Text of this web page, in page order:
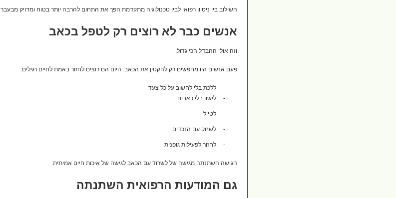
השילוב בין ניסיון רפואי לבין טכנולוגיה מתקדמת הפך את התחום להרבה יותר בטוח ומדויק מבעבר.
אנשים כבר לא רוצים רק לטפל בכאב
וזה אולי ההבדל הכי גדול.
פעם אנשים היו מחפשים רק להקטין את הכאב. היום הם רוצים לחזור באמת לחיים רגילים:
-
ללכת בלי לחשוב על כל צעד
-
לישון בלי כאבים
- לטייל
- לשחק עם הנכדים
- לחזור לפעילות גופנית
הגישה השתנתה מגישה של לשרוד עם הכאב לגישה של איכות חיים אמיתית.
גם המודעות הרפואית השתנתה